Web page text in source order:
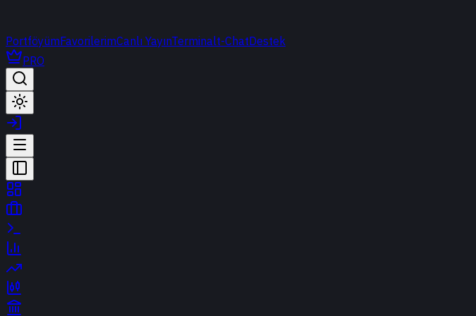
PortföyümFavorilerimCanlı YayınTerminalt-ChatDestek
PRO